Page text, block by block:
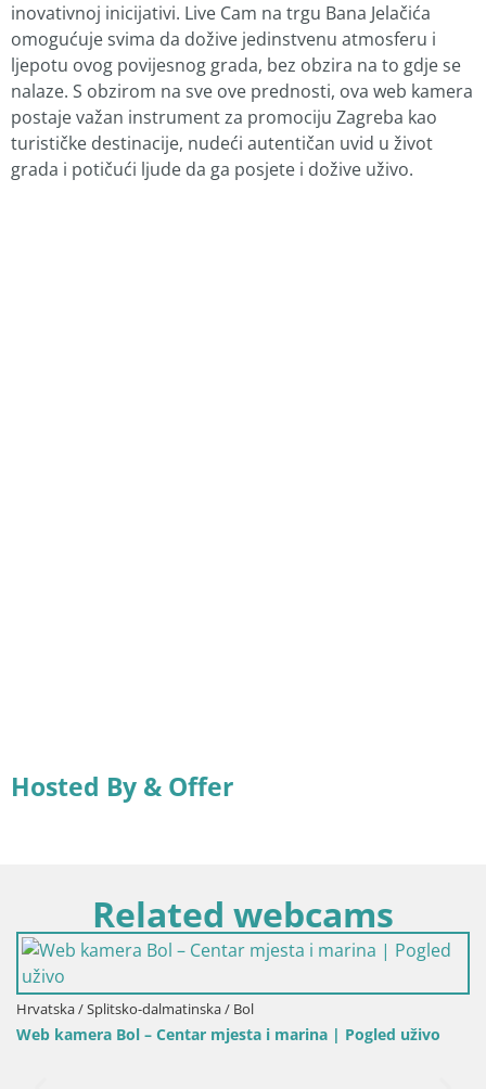
inovativnoj inicijativi. Live Cam na trgu Bana Jelačića
omogućuje svima da dožive jedinstvenu atmosferu i
ljepotu ovog povijesnog grada, bez obzira na to gdje se
nalaze. S obzirom na sve ove prednosti, ova web kamera
postaje važan instrument za promociju Zagreba kao
turističke destinacije, nudeći autentičan uvid u život
grada i potičući ljude da ga posjete i dožive uživo.
Hosted By & Offer
Related webcams
/ Splitsko-dalmatinska / Bol
kamera Bol – Centar mjesta i marina | Pogled uživo